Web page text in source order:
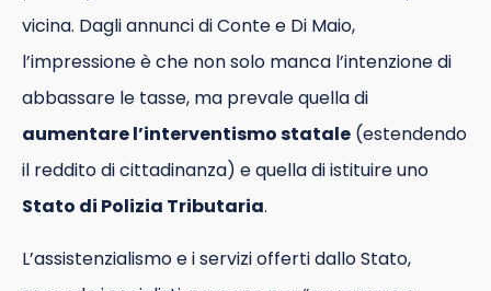
vicina. Dagli annunci di Conte e Di Maio,
l’impressione è che non solo manca l’intenzione di
abbassare le tasse, ma prevale quella di
aumentare l’interventismo statale (estendendo
il reddito di cittadinanza) e quella di istituire uno
Stato di Polizia Tributaria.
L’assistenzialismo e i servizi offerti dallo Stato,